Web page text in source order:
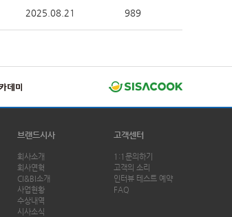
2025.08.21 989
브랜드시사
회사소개
회사연혁
CI&BI소개
사업현황
수상내역
시사소식
고객센터
1:1문의하기
고객의 소리
인터뷰 테스트 예약
FAQ